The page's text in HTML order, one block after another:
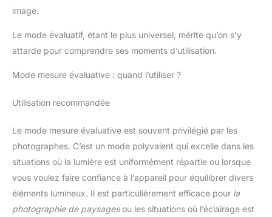
image.
Le mode évaluatif, étant le plus universel, mérite qu’on s’y
attarde pour comprendre ses moments d’utilisation.
Mode mesure évaluative : quand l’utiliser ?
Utilisation recommandée
Le mode mesure évaluative est souvent privilégié par les
photographes. C’est un mode polyvalent qui excelle dans les
situations où la lumière est uniformément répartie ou lorsque
vous voulez faire confiance à l’appareil pour équilibrer divers
éléments lumineux. Il est particulièrement efficace pour la
photographie de paysagesou les situations où l’éclairage est